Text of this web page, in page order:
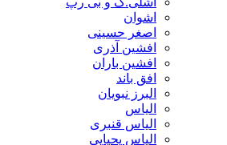
اشوان
اصغر حسینی
افشین آذری
افشین باران
افق باند
البرز نبویان
الیاس
الیاس قنبرى
الیاس یحیایی